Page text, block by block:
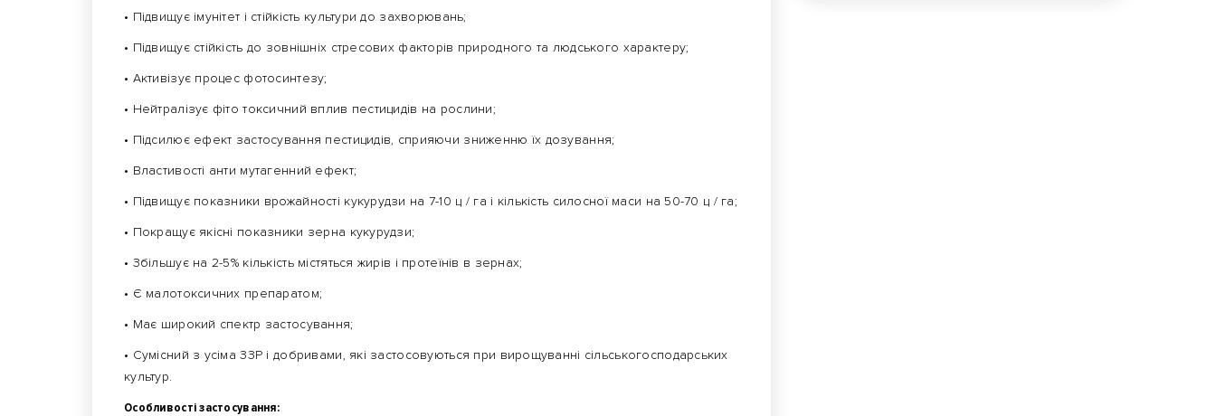
• Підвищує імунітет і стійкість культури до захворювань;
• Підвищує стійкість до зовнішніх стресових факторів природного та людського характеру;
• Активізує процес фотосинтезу;
• Нейтралізує фіто токсичний вплив пестицидів на рослини;
• Підсилює ефект застосування пестицидів, сприяючи зниженню їх дозування;
• Властивості анти мутагенний ефект;
• Підвищує показники врожайності кукурудзи на 7-10 ц / га і кількість силосної маси на 50-70 ц / га;
• Покращує якісні показники зерна кукурудзи;
• Збільшує на 2-5% кількість містяться жирів і протеїнів в зернах;
• Є малотоксичних препаратом;
• Має широкий спектр застосування;
• Сумісний з усіма ЗЗР і добривами, які застосовуються при вирощуванні сільськогосподарських
культур.
Особливості застосування: